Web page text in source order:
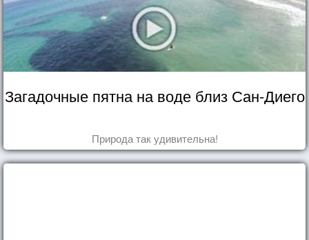
Загадочные пятна на воде близ Сан-Диего
Природа так удивительна!